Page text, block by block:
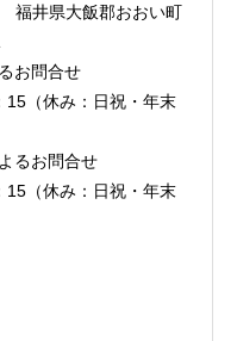
福井県大飯郡おおい町
お問合せ
15（休み：日祝・年末
るお問合せ
15（休み：日祝・年末